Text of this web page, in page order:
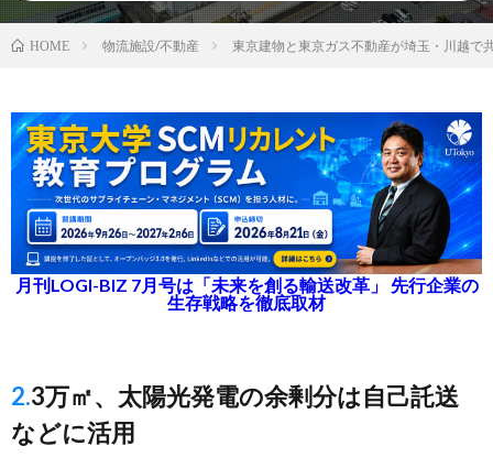
HOME 物流施設/不動産 東京建物と東京ガス不動産が埼玉・川越で
月刊LOGI-BIZ 7月号は「未来を創る輸送改革」 先行企業の
生存戦略を徹底取材
2.3万㎡、太陽光発電の余剰分は自己託送
などに活用